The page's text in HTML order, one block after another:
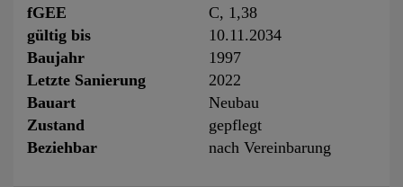
fGEE
C, 1,38
gültig bis
10.11.2034
Baujahr
1997
Letzte Sanierung
2022
Bauart
Neubau
Zustand
gepflegt
Beziehbar
nach Vereinbarung